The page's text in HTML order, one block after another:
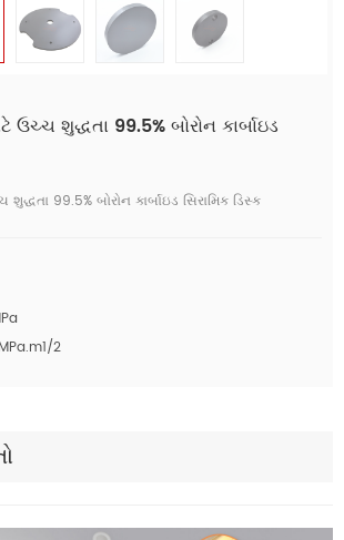
ઉચ્ચ શુદ્ધતા 99.5% બોરોન કાર્બાઇડ
99.5% બોરોન કાર્બાઇડ સિરામિક ડિસ્ક
2